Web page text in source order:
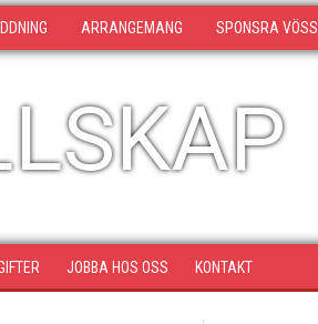
ARRANGEMANG SPONSRA VÖSS
JOBBA HOS OSS KONTAKT